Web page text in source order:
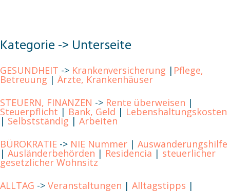
Kategorie -> Unterseite
GESUNDHEIT -> Krankenversicherung | Pflege,
Betreuung | Ärzte, Krankenhäuser
STEUERN, FINANZEN -> Rente überweisen |
Steuerpflicht | Bank, Geld | Lebenshaltungskosten
| Selbstständig | Arbeiten
BÜROKRATIE -> NIE Nummer | Auswanderungshilfe
| Ausländerbehörden | Residencia | steuerlicher
gesetzlicher Wohnsitz
ALLTAG -> Veranstaltungen | Alltagstipps |